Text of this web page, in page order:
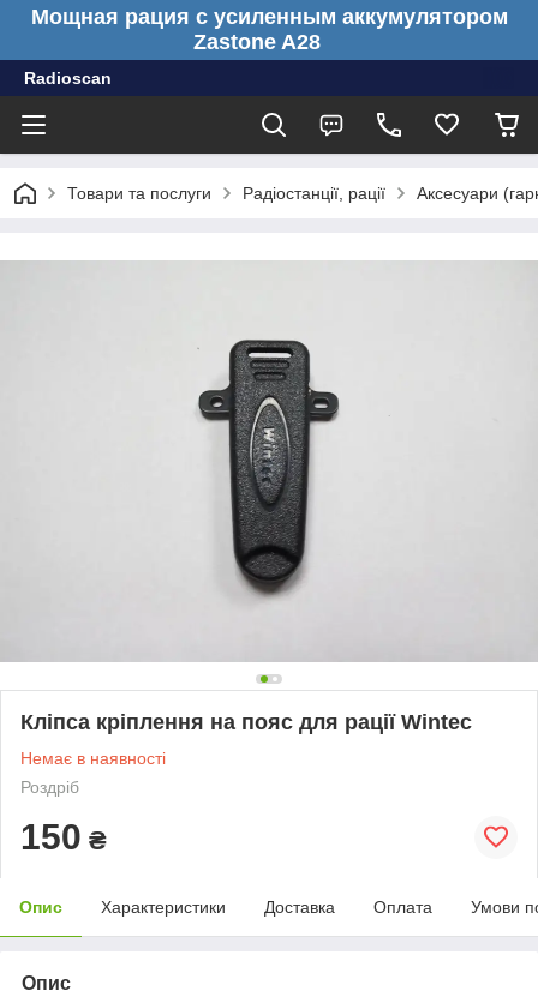
Мощная рация с усиленным аккумулятором
Zastone A28
Radioscan
Товари та послуги Радіостанції, рації Аксесуари
Кліпса кріплення на пояс для рації Wintec
Немає в наявності
Роздріб
150 ₴
Опис Характеристики Доставка Оплата Умови
Опис